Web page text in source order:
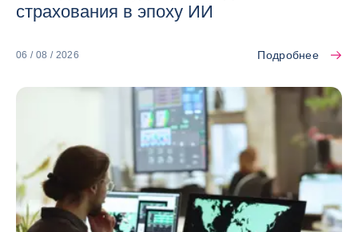
страхования в эпоху ИИ
06 / 08 / 2026 Подробнее